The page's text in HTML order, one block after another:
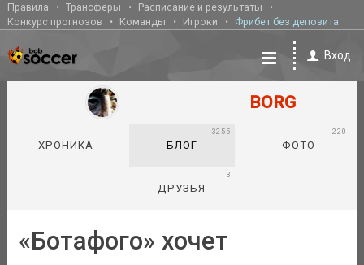
Правила Трансферы
Расписание и результаты
Конкурс прогнозов
Команды Игроки Фрибет без депозита
Вход
BORG
ХРОНИКА БЛОГ
3255
ФОТО
220
ДРУЗЬЯ
3
«Ботафого» хочет